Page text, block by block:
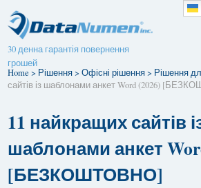
30 денна гарантія повернення
грошей
Home > Рішення>Офісні рішення> Рішення
сайтів із шаблонами анкет Word (2026)
11 найкращих сайтів
шаблонами анкет
[БЕЗКОШТОВНО]